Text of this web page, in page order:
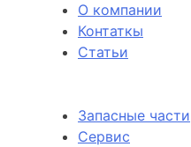
О компании
Контаткы
Статьи
Запасные части
Сервис